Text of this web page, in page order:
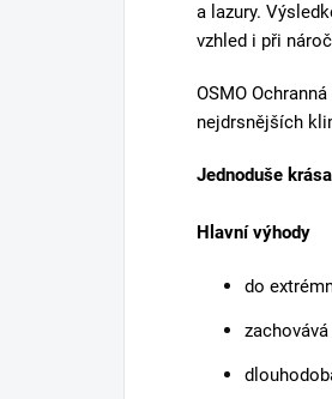
a lazury.
vzhled i při
OSMO
nejdrsnějších
Jednoduše
Hlavní výhody
do